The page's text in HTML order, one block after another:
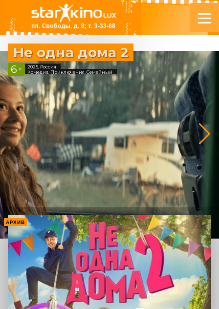
Не одна дома 2
6 +
2025, Россия
Комедия, Приключения, Семейный
АРХИВ